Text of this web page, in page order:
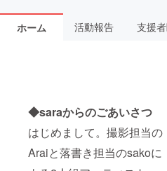
ホーム 活動報告 支援者
◆saraからのごあいさつ
はじめまして。撮影担当の
Araiと落書き担当のsakoに